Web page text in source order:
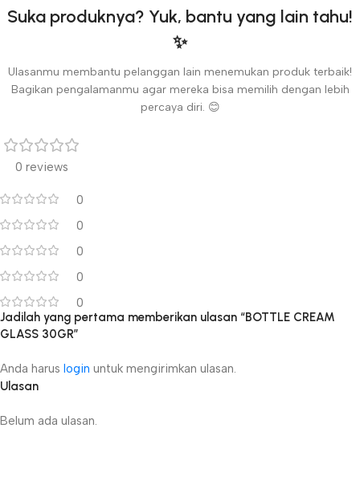
Suka produknya? Yuk, bantu yang lain tahu!
✨
Ulasanmu membantu pelanggan lain menemukan produk terbaik!
Bagikan pengalamanmu agar mereka bisa memilih dengan lebih
percaya diri. 😊
0 reviews
0
0
0
0
0
Ulasan
Belum ada ulasan.
Jadilah yang pertama memberikan ulasan “BOTTLE CREAM
GLASS 30GR”
Anda harus login untuk mengirimkan ulasan.